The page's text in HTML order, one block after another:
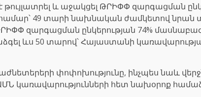
և աջակցել ԹՐԻՓՓ զարգացման
49 տարի նախնական ժամկետով
զարգացման ընկերության 74%
ևս 50 տարով՝ Հայաստանի
փոփոխությունը, ինչպես նաև
կառավարությունների հետ նախօրոք